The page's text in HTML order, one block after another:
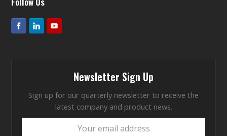
Newsletter Sign Up
Sign up for our quarterly newsletter to receive the
latest company and product news.